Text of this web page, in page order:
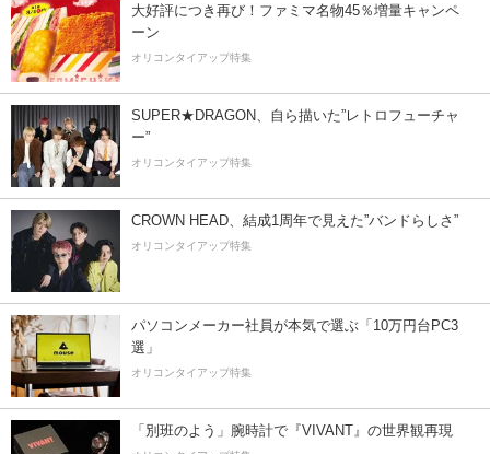
大好評につき再び！ファミマ名物45％増量キャンペ
ーン
オリコンタイアップ特集
SUPER★DRAGON、自ら描いた”レトロフューチャ
ー”
オリコンタイアップ特集
CROWN HEAD、結成1周年で見えた”バンドらしさ”
オリコンタイアップ特集
パソコンメーカー社員が本気で選ぶ「10万円台PC3
選」
オリコンタイアップ特集
「別班のよう」腕時計で『VIVANT』の世界観再現